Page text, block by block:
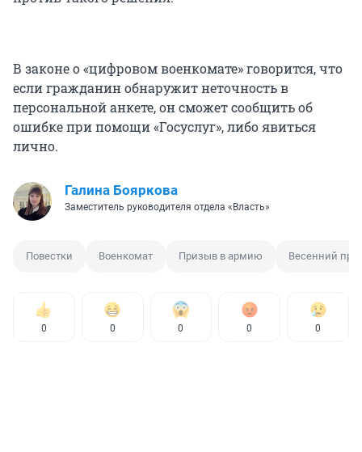
В законе о «цифровом военкомате» говорится, что
если гражданин обнаружит неточность в
персональной анкете, он сможет сообщить об
ошибке при помощи «Госуслуг», либо явиться
лично.
Галина Бояркова
Заместитель руководителя отдела «Власть»
Повестки Военкомат Призыв в армию Весенний
0 0 0 0 0